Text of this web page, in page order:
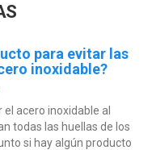
para evitar las
inoxidable?
el acero inoxidable al
todas las huellas de los
si hay algún producto